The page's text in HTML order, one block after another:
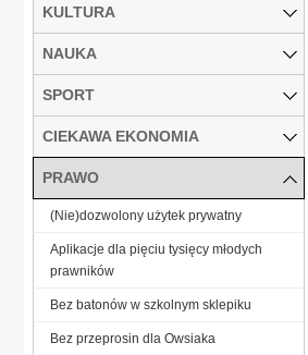
KULTURA
NAUKA
SPORT
CIEKAWA EKONOMIA
PRAWO
(Nie)dozwolony użytek prywatny
Aplikacje dla pięciu tysięcy młodych
prawników
Bez batonów w szkolnym sklepiku
Bez przeprosin dla Owsiaka